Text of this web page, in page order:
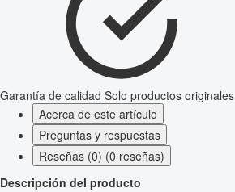
Garantía de calidad Solo productos originales
Acerca de este artículo
Preguntas y respuestas
Reseñas (0) (0 reseñas)
Descripción del producto